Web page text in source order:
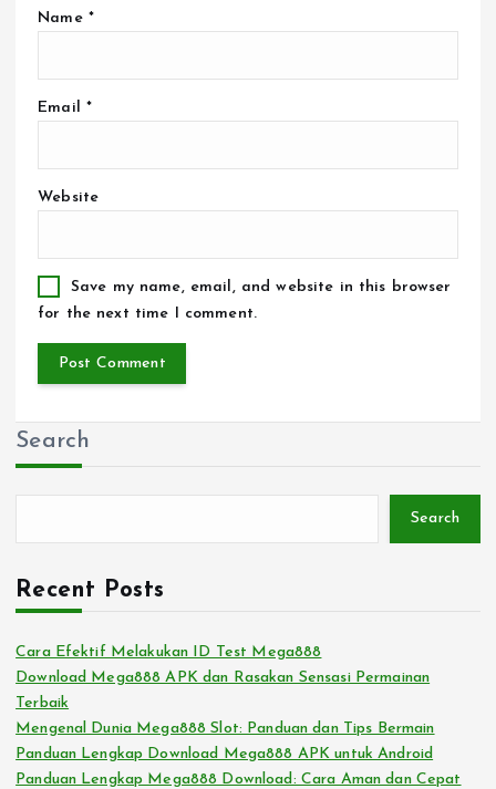
Name *
Email *
Website
Save my name, email, and website in this browser
for the next time I comment.
Search
Search
Recent Posts
Cara Efektif Melakukan ID Test Mega888
Download Mega888 APK dan Rasakan Sensasi Permainan
Terbaik
Mengenal Dunia Mega888 Slot: Panduan dan Tips Bermain
Panduan Lengkap Download Mega888 APK untuk Android
Panduan Lengkap Mega888 Download: Cara Aman dan Cepat